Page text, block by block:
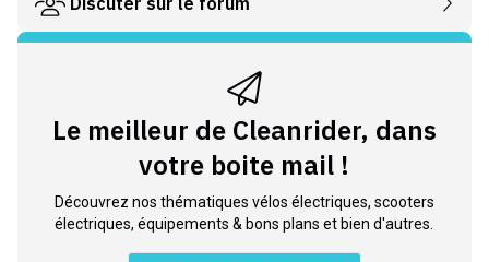
Le meilleur de Cleanrider, dans
votre boite mail !
Découvrez nos thématiques vélos électriques, scooters
électriques, équipements & bons plans et bien d'autres.